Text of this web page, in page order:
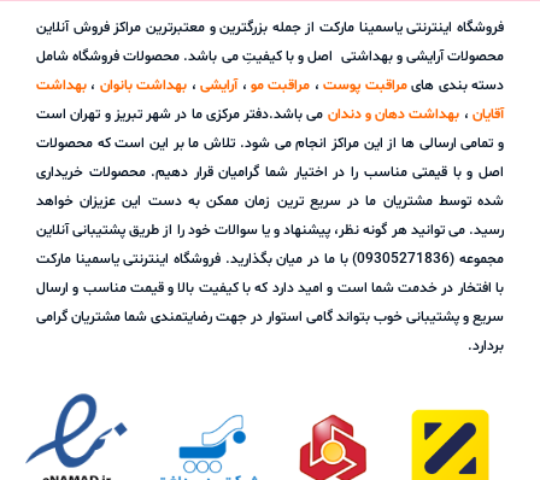
فروشگاه اینترنتی یاسمینا مارکت از جمله بزرگترین و معتبرترین مراکز فروش آنلاین
محصولات آرایشی و بهداشتی اصل و با کیفیتِ می باشد. محصولات فروشگاه شامل
دسته بندی هایمراقبت پوست، مراقبت مو،آرایشی، بهداشت بانوان ، بهداشت
آقایان، بهداشت دهان و دندان می باشد.دفتر مرکزی ما در شهر تبریز و تهران است
و تمامی ارسالی ها از این مراکز انجام می شود. تلاش ما بر این است که محصولات
اصل و با قیمتی مناسب را در اختیار شما گرامیان قرار دهیم. محصولات خریداری
شده توسط مشتریان ما در سریع ترین زمان ممکن به دست این عزیزان خواهد
رسید. می توانید هر گونه نظر، پیشنهاد و یا سوالات خود را از طریق پشتیبانی آنلاین
مجموعه (09305271836) با ما در میان بگذارید. فروشگاه اینترنتی یاسمینا مارکت
با افتخار در خدمت شما است و امید دارد که با کیفیت بالا و قیمت مناسب و ارسال
سریع و پشتیبانی خوب بتواند گامی استوار در جهت رضایتمندی شما مشتریان گرامی
بردارد.